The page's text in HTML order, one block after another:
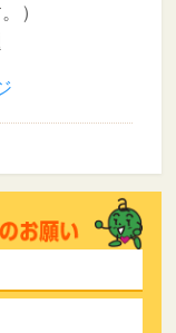
）